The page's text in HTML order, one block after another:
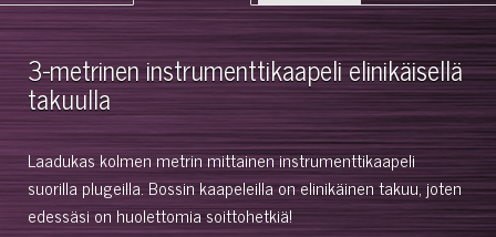
3-metrinen instrumenttikaapeli elinikäisellä
takuulla
Laadukas kolmen metrin mittainen instrumenttikaapeli
suorilla plugeilla. Bossin kaapeleilla on elinikäinen takuu, joten
edessäsi on huolettomia soittohetkiä!